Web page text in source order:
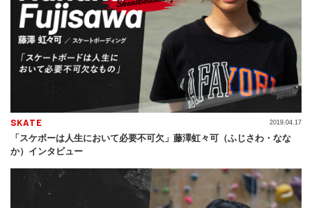
SKATE
「スケボーは人生において必要不可欠」藤澤虹々可（ふじさわ・なな
か）インタビュー
2019.04.17